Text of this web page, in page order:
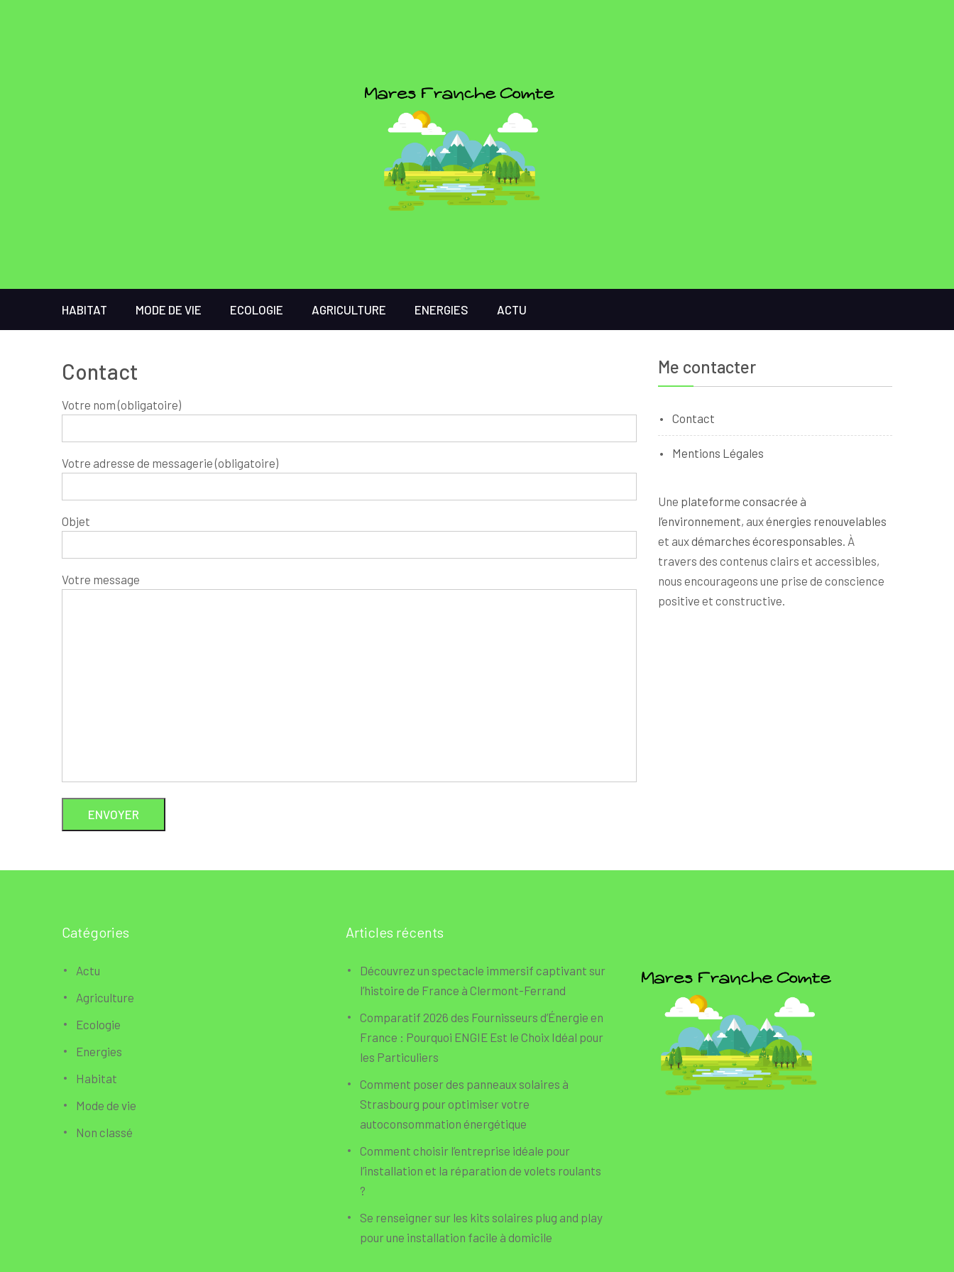
HABITAT MODE DE VIE ECOLOGIE AGRICULTURE ENERGIES ACTU
Contact
Votre nom (obligatoire)
Votre adresse de messagerie (obligatoire)
Objet
Votre message
Me contacter
Contact
Mentions Légales
Une plateforme consacrée à
l’environnement, auxénergies renouvelables
et auxdémarches écoresponsables. À
travers des contenus clairs et accessibles,
nous encourageons une prise de conscience
positive et constructive.
Catégories
Actu
Agriculture
Ecologie
Energies
Habitat
Mode de vie
Non classé
Articles récents
Découvrez un spectacle immersif captivant sur
l’histoire de France à Clermont-Ferrand
Comparatif 2026 des Fournisseurs d’Énergie en
France : Pourquoi ENGIE Est le Choix Idéal pour
les Particuliers
Comment poser des panneaux solaires à
Strasbourg pour optimiser votre
autoconsommation énergétique
Comment choisir l’entreprise idéale pour
l’installation et la réparation de volets roulants
?
Se renseigner sur les kits solaires plug and play
pour une installation facile à domicile